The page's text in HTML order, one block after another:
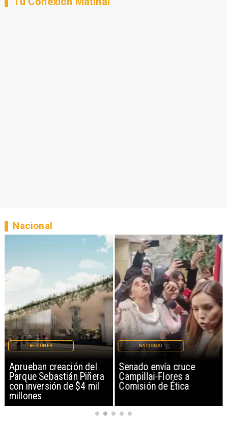
Aprueban creación del
Parque Sebastián Piñera
con inversión de $4 mil
millones
REGIONES
Senado envía cruce
Campillai-Flores a
Comisión de Ética
NACIONAL
Nacional